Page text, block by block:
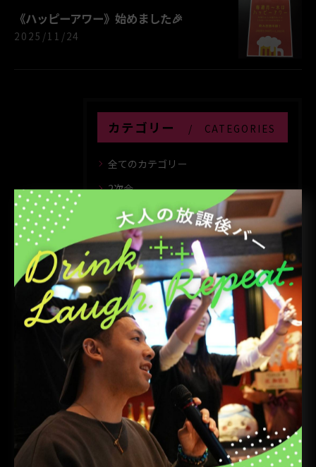
《ハッピーアワー》始めました🎉
2025/11/24
カテゴリー CATEGORIES
全てのカテゴリー
2次会
アミューズメント
カクテル
1人
貸切
最近の投稿
RECENT
POSTS
2026/08/07
𝖧𝖺𝗉𝗉𝗒 𝖡𝗂𝗋𝗍𝗁𝖽𝖺𝗒 BOY‪(*´꒳`∩)‬ﾊｲ